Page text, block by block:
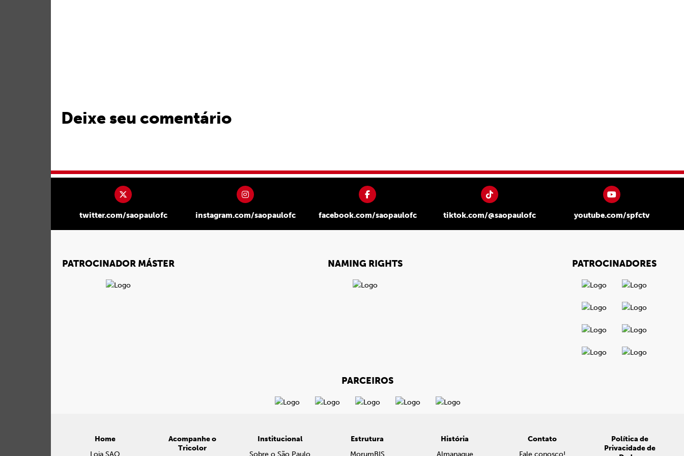
Deixe seu comentário
twitter.com/saopaulofc instagram.com/saopaulofc facebook.com/saopaulofc tiktok.com/@saopaulofc youtube.com/spfctv
PATROCINADOR MÁSTER NAMING RIGHTS PATROCINADORES
PARCEIROS
Home
Loja SAO
Acompanhe o
Tricolor
Institucional
Sobre o São Paulo
Estrutura
MorumBIS
História
Almanaque
Contato
Fale conosco!
Política de
Privacidade de